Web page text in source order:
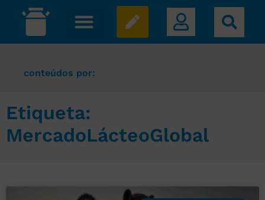
conteúdos por:
Etiqueta:
MercadoLácteoGlobal